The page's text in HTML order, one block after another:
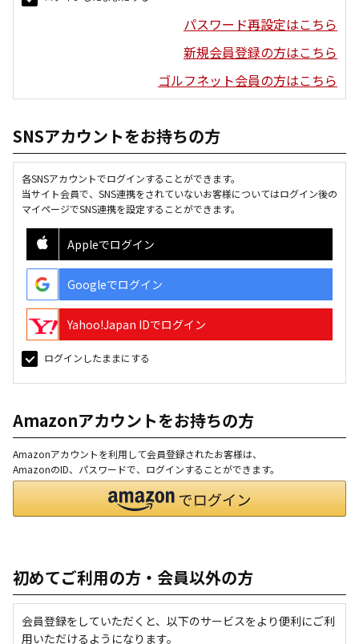
パスワード再設定はこちら
新規会員登録の方はこちら
ゴルフネット会員の方はこちら
SNSアカウントをお持ちの方
各SNSアカウントでログインすることができます。
当サイト会員で、SNS連携をされていないお客様についてはログイン後の
マイページでSNS連携を設定することができます。
Appleでログイン
Googleでログイン
Yahoo!Japan IDでログイン
ログインしたままにする
Amazonアカウントをお持ちの方
Amazonアカウントを利用して会員登録されたお客様は、
AmazonのID、パスワードで、ログインすることができます。
初めてご利用の方・会員以外の方
会員登録をしていただくと、以下のサービスをより便利にご利
用いただけるようになります。